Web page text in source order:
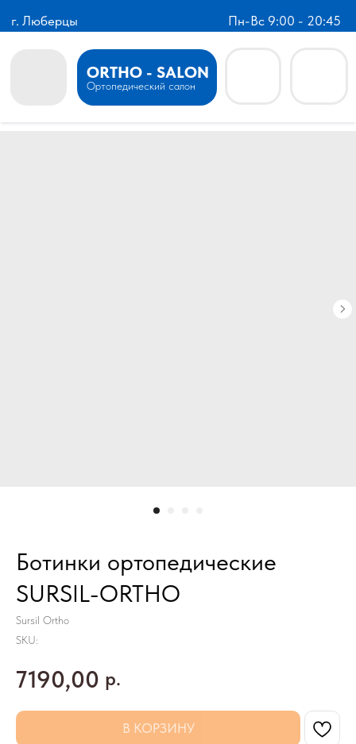
г. Люберцы Пн-Вс 9:00 - 20:45
ORTHO - SALON
Ортопедический салон
Ботинки ортопедические
SURSIL-ORTHO
Sursil Ortho
SKU:
7190,00 р.
В КОРЗИНУ